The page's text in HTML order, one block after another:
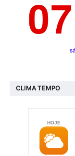
CLIMA TEMPO